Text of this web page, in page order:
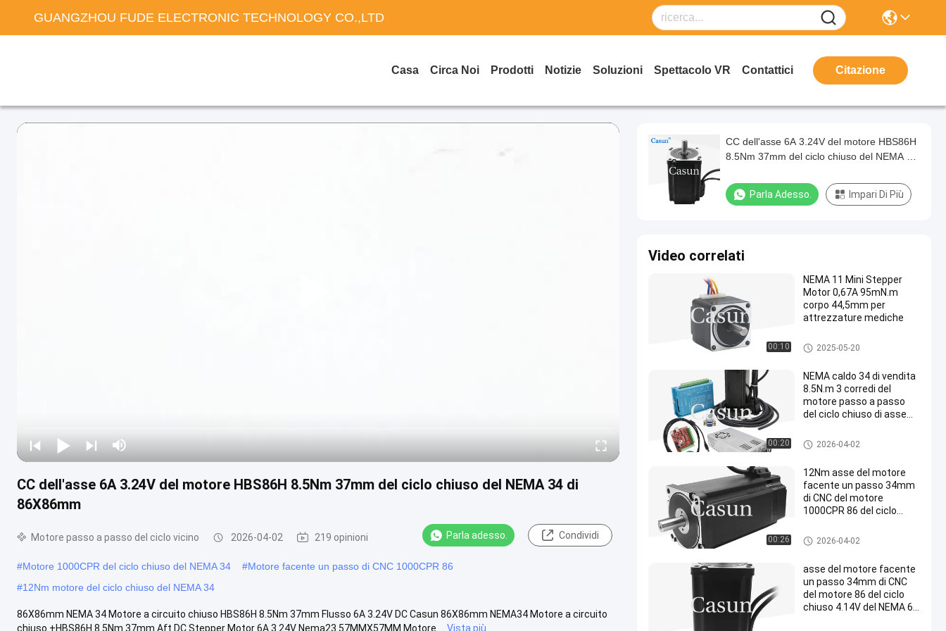
GUANGZHOU FUDE ELECTRONIC TECHNOLOGY CO.,LTD
Casa Circa Noi Prodotti Notizie Soluzioni Spettacolo VR Contattici Citazione
CC dell'asse 6A 3.24V del motore HBS86H 8.5Nm 37mm del ciclo chiuso del NEMA 34 di
86X86mm
Motore passo a passo del ciclo vicino 2026-04-02 219 opinioni Parla adesso. Condividi
#Motore 1000CPR del ciclo chiuso del NEMA 34 #Motore facente un passo di CNC 1000CPR 86
#12Nm motore del ciclo chiuso del NEMA 34
86X86mm NEMA 34 Motore a circuito chiuso HBS86H 8.5Nm 37mm Flusso 6A 3.24V DC Casun 86X86mm NEMA34 Motore a circuito
chiuso +HBS86H 8.5Nm 37mm Aft DC Stepper Motor 6A 3.24V Nema23 57MMX57MM Motore ...
Vista più
CC dell'asse 6A 3.24V del motore HBS86H
8.5Nm 37mm del ciclo chiuso del NEMA 34
Parla Adesso. Impari Di Più
Video correlati
00:10
NEMA 11 Mini Stepper
Motor 0,67A 95mN.m
corpo 44,5mm per
attrezzature mediche
motore passo a passo del NE
MA 11
2025-05-20
00:20
NEMA caldo 34 di vendita
8.5N.m 3 corredi del
motore passo a passo
del ciclo chiuso di asse
magnetico per le
macchine di CNC
Motore del ciclo chiuso del NE
MA 34
2026-04-02
00:26
12Nm asse del motore
facente un passo 34mm
di CNC del motore
1000CPR 86 del ciclo
Motore del ciclo chiuso del NE
MA 34
2026-04-02
asse del motore facente
un passo 34mm di CNC
del motore 86 del ciclo
chiuso 4.14V del NEMA 6A